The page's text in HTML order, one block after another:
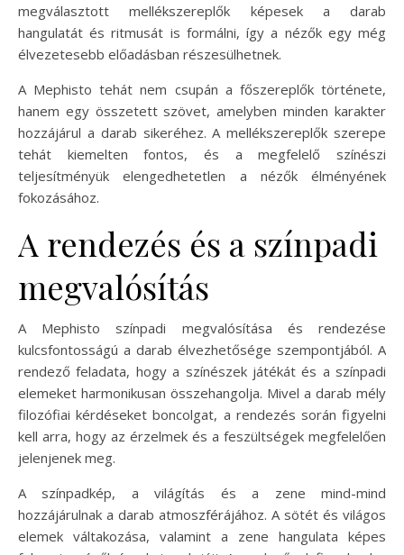
megválasztott mellékszereplők képesek a darab
hangulatát és ritmusát is formálni, így a nézők egy még
élvezetesebb előadásban részesülhetnek.
A Mephisto tehát nem csupán a főszereplők története,
hanem egy összetett szövet, amelyben minden karakter
hozzájárul a darab sikeréhez. A mellékszereplők szerepe
tehát kiemelten fontos, és a megfelelő színészi
teljesítményük elengedhetetlen a nézők élményének
fokozásához.
A rendezés és a színpadi
megvalósítás
A Mephisto színpadi megvalósítása és rendezése
kulcsfontosságú a darab élvezhetősége szempontjából. A
rendező feladata, hogy a színészek játékát és a színpadi
elemeket harmonikusan összehangolja. Mivel a darab mély
filozófiai kérdéseket boncolgat, a rendezés során figyelni
kell arra, hogy az érzelmek és a feszültségek megfelelően
jelenjenek meg.
A színpadkép, a világítás és a zene mind-mind
hozzájárulnak a darab atmoszférájához. A sötét és világos
elemek váltakozása, valamint a zene hangulata képes